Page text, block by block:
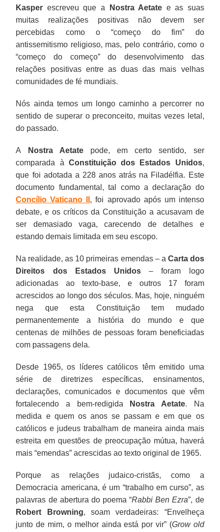
Kasper escreveu que a Nostra Aetate e as suas
muitas realizações positivas não devem ser
percebidas como o “começo do fim” do
antissemitismo religioso, mas, pelo contrário, como o
“começo do começo” do desenvolvimento das
relações positivas entre as duas das mais velhas
comunidades de fé mundiais.
Nós ainda temos um longo caminho a percorrer no
sentido de superar o preconceito, muitas vezes letal,
do passado.
A Nostra Aetatepode, em certo sentido, ser
comparada à Constituição dos Estados Unidos,
que foi adotada a 228 anos atrás na Filadélfia. Este
documento fundamental, tal como a declaração do
Concílio Vaticano II , foi aprovado após um intenso
debate, e os críticos da Constituição a acusavam de
ser demasiado vaga, carecendo de detalhes e
estando demais limitada em seu escopo.
Na realidade, as 10 primeiras emendas – a Carta dos
Direitos dos Estados Unidos – foram logo
adicionadas ao texto-base, e outros 17 foram
acrescidos ao longo dos séculos. Mas, hoje, ninguém
nega que esta Constituição tem mudado
permanentemente a história do mundo e que
centenas de milhões de pessoas foram beneficiadas
com passagens dela.
Desde 1965, os líderes católicos têm emitido uma
série de diretrizes específicas, ensinamentos,
declarações, comunicados e documentos que vêm
fortalecendo a bem-redigida
Nostra Aetate. Na
medida e quem os anos se passam e em que os
católicos e judeus trabalham de maneira ainda mais
estreita em questões de preocupação mútua, haverá
mais “emendas” acrescidas ao texto original de 1965.
Porque as relações judaico-cristãs, como a
Democracia americana, é um “trabalho em curso”, as
palavras de abertura do poema “Rabbi Ben Ezra”, de
Robert Browning, soam verdadeiras: “Envelheça
junto de mim, o melhor ainda está por vir” (Grow old